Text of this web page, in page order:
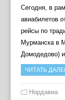
Сегодня, в
авиабилетов
рейсы по
Мурманска в
Домодедово)
ЧИТАТЬ
Нордавиа